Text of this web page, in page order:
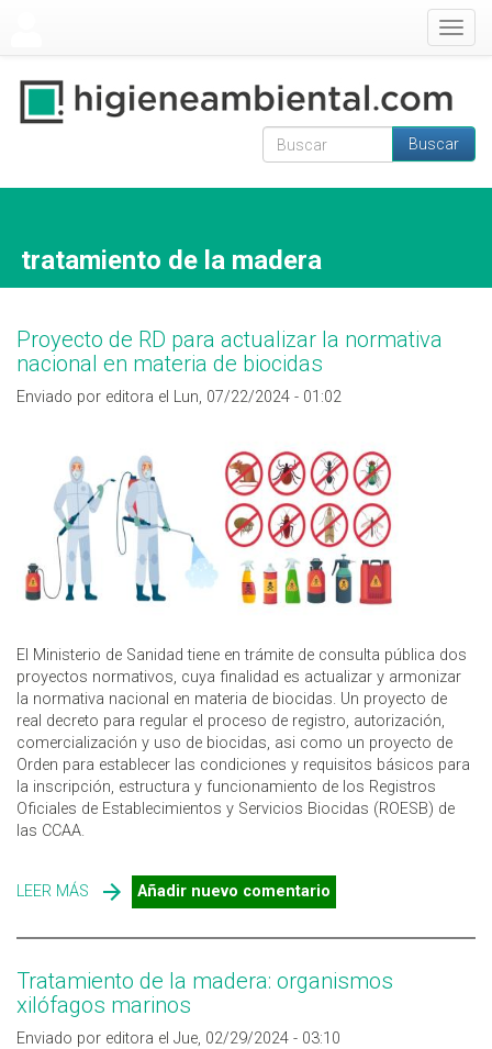
Formulario de
Buscar
tratamiento de la madera
Proyecto de RD para actualizar la normativa
nacional en materia de biocidas
Enviado por editora el Lun, 07/22/2024 - 01:02
El Ministerio de Sanidad tiene en trámite de consulta pública dos
proyectos normativos, cuya finalidad es actualizar y armonizar
la normativa nacional en materia de biocidas. Un proyecto de
real decreto para regular el proceso de registro, autorización,
comercialización y uso de biocidas, asi como un proyecto de
Orden para establecer las condiciones y requisitos básicos para
la inscripción, estructura y funcionamiento de los Registros
Oficiales de Establecimientos y Servicios Biocidas (ROESB) de
las CCAA.
LEER MÁS SOBRE PROYECTO DE RD PARA ACTUALIZAR LA
NORMATIVA NACIONAL EN MATERIA DE BIOCIDAS
Añadir nuevo comentario
Tratamiento de la madera: organismos
xilófagos marinos
Enviado por editora el Jue, 02/29/2024 - 03:10